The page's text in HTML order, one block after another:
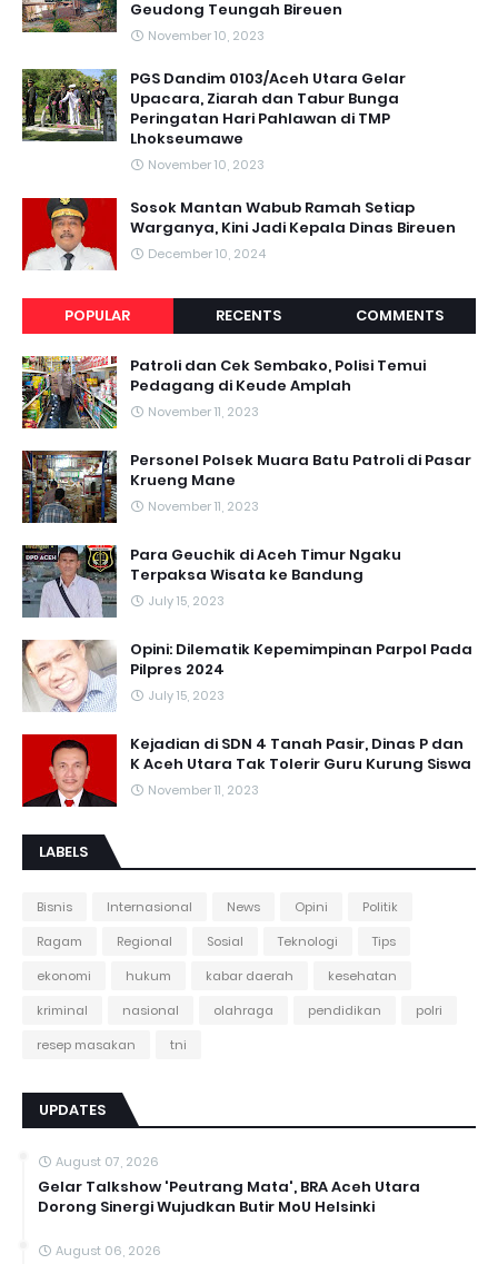
Geudong Teungah Bireuen
November 10, 2023
PGS Dandim 0103/Aceh Utara Gelar
Upacara, Ziarah dan Tabur Bunga
Peringatan Hari Pahlawan di TMP
Lhokseumawe
November 10, 2023
Sosok Mantan Wabub Ramah Setiap
Warganya, Kini Jadi Kepala Dinas Bireuen
December 10, 2024
POPULAR RECENTS COMMENTS
Patroli dan Cek Sembako, Polisi Temui
Pedagang di Keude Amplah
November 11, 2023
Personel Polsek Muara Batu Patroli di Pasar
Krueng Mane
November 11, 2023
Para Geuchik di Aceh Timur Ngaku
Terpaksa Wisata ke Bandung
July 15, 2023
Opini: Dilematik Kepemimpinan Parpol Pada
Pilpres 2024
July 15, 2023
Kejadian di SDN 4 Tanah Pasir, Dinas P dan
K Aceh Utara Tak Tolerir Guru Kurung Siswa
November 11, 2023
LABELS
Bisnis Internasional News Opini
Politik
Ragam
Regional Sosial Teknologi
Tips
ekonomi
hukum kabar daerah
kesehatan
kriminal
nasional olahraga pendidikan
polri
resep masakan
tni
UPDATES
August 07, 2026
Gelar Talkshow 'Peutrang Mata', BRA Aceh Utara
Dorong Sinergi Wujudkan Butir MoU Helsinki
August 06, 2026